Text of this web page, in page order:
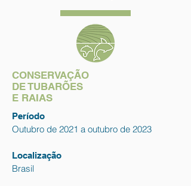
CONSERVAÇÃO
DE TUBARÕES
E RAIAS
Período
Outubro de 2021 a outubro de 2023
Localização
Brasil